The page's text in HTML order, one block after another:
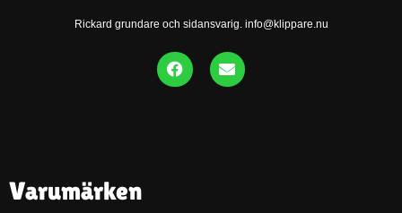
Rickard grundare och sidansvarig. info@klippare.nu
Varumärken